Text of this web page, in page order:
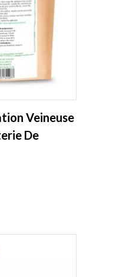
Veineuse
De